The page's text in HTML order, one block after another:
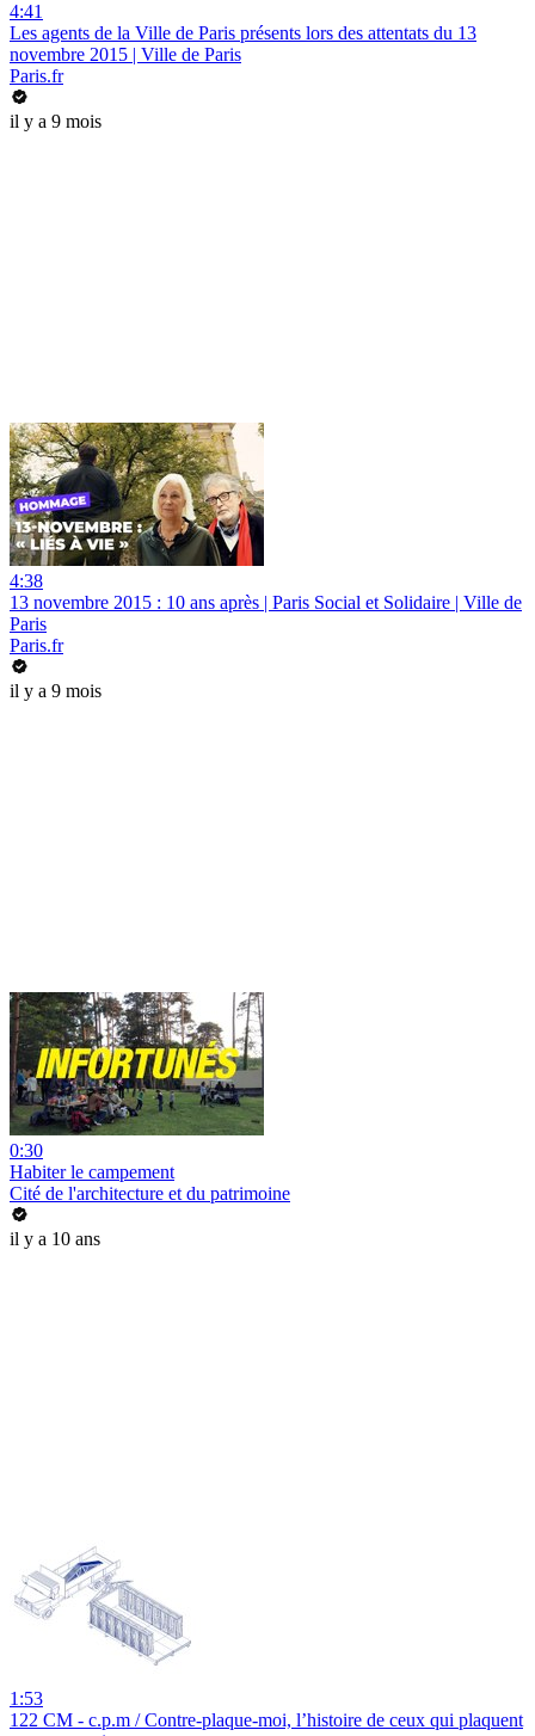
4:41
Les agents de la Ville de Paris présents lors des attentats du 13
novembre 2015 | Ville de Paris
Paris.fr
il y a 9 mois
4:38
13 novembre 2015 : 10 ans après | Paris Social et Solidaire | Ville de
Paris
Paris.fr
il y a 9 mois
0:30
Habiter le campement
Cité de l'architecture et du patrimoine
il y a 10 ans
1:53
122 CM - c.p.m / Contre-plaque-moi, l’histoire de ceux qui plaquent